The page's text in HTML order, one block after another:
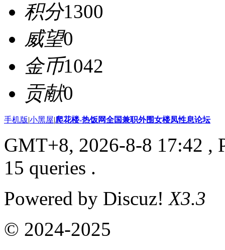
积分1300
威望0
金币1042
贡献0
手机版|小黑屋|爬花楼-热饭网全国兼职外围女楼凤性息论坛
GMT+8, 2026-8-8 17:42 ,
15 queries .
Powered by Discuz!X3.3
© 2024-2025